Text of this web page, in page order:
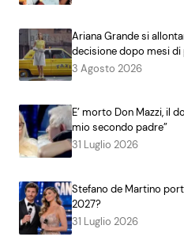
Ariana Grande si
decisione dopo mesi
3 Agosto 2026
E’ morto Don Mazzi, il
mio secondo padre”
31 Luglio 2026
Stefano de Martino
2027?
31 Luglio 2026